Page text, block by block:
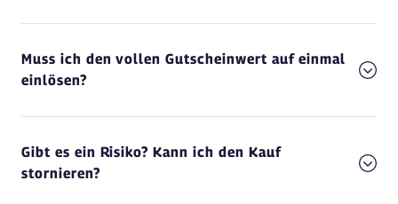
Muss ich den vollen Gutscheinwert auf einmal
einlösen?
Gibt es ein Risiko? Kann ich den Kauf
stornieren?